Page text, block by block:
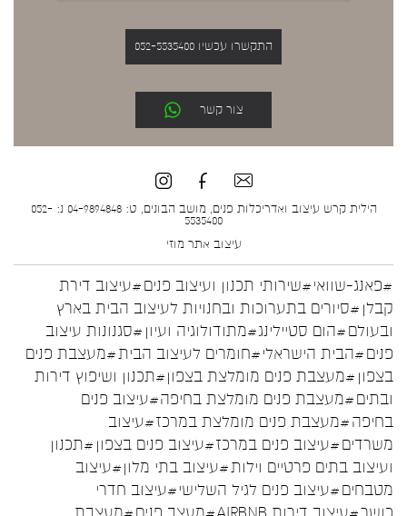
התקשרו עכשיו 052-5535400
צור קשר
הילית קרש עיצוב ואדריכלות פנים, מושב הבונים, ט: 04-9894848 נ: 052-
5535400
עיצוב אתר מוזי
#פאנג-שוואי#שירותי תכנון ועיצוב פנים#עיצוב דירת
קבלן #סיורים בתערוכות ובחנויות לעיצוב הבית בארץ
ובעולם#הום סטיילינג#מתודולוגיה ועיון #סגנונות עיצוב
פנים#הבית הישראלי#חומרים לעיצוב הבית#מעצבת פנים
בצפון #מעצבת פנים מומלצת בצפון#תכנון ושיפוץ דירות
ובתים#מעצבת פנים מומלצת בחיפה#עיצוב פנים
בחיפה#מעצבת פנים מומלצת במרכז#עיצוב
משרדים#עיצוב פנים במרכז#עיצוב פנים בצפון #תכנון
ועיצוב בתים פרטיים וילות#עיצוב בתי מלון#עיצוב
מטבחים#עיצוב פנים לגיל השלישי#עיצוב חדרי